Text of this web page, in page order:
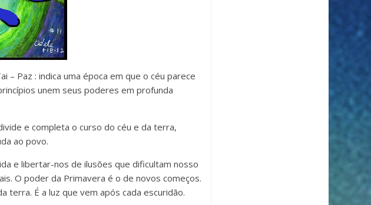
– Paz : indica uma época em que o céu parece
unem seus poderes em profunda
e completa o curso do céu e da terra,
ao povo.
e libertar-nos de ilusões que dificultam nosso
O poder da Primavera é o de novos começos.
terra. É a luz que vem após cada escuridão.